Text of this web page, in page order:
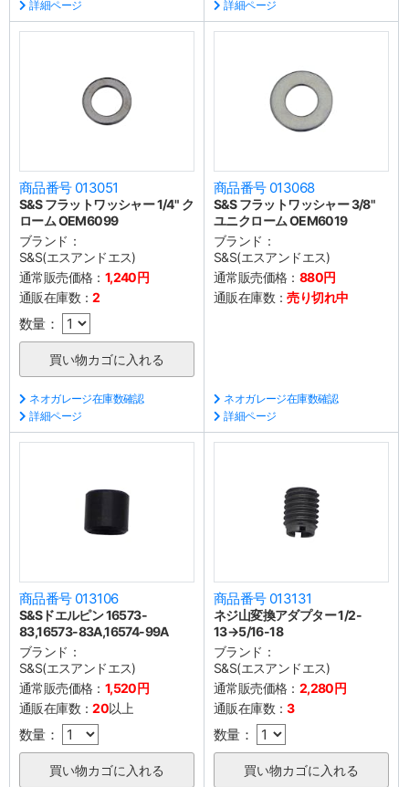
詳細ページ 詳細ページ
商品番号 013051
S&S フラットワッシャー 1/4" ク
ローム OEM6099
ブランド：
S&S(エスアンドエス)
通常販売価格： 1,240円
通販在庫数：2
数量：
ネオガレージ在庫数確認
詳細ページ
商品番号 013068
S&S フラットワッシャー 3/8"
ユニクローム OEM6019
ブランド：
S&S(エスアンドエス)
通常販売価格： 880円
通販在庫数：売り切れ中
ネオガレージ在庫数確認
詳細ページ
商品番号 013106
S&Sドエルピン 16573-
83,16573-83A,16574-99A
ブランド：
S&S(エスアンドエス)
通常販売価格： 1,520円
通販在庫数：20以上
数量：
商品番号 013131
ネジ山変換アダプター 1/2-
13→5/16-18
ブランド：
S&S(エスアンドエス)
通常販売価格： 2,280円
通販在庫数：3
数量：